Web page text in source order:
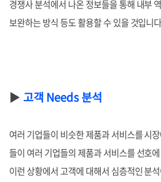
경쟁사 분석에서 나온 정보들을 통해 내부
보완하는 방식 등도 활용할 수 있을 것입니
▶ 고객 Needs 분석
여러 기업들이 비슷한 제품과 서비스를 시
들이 여러 기업들의 제품과 서비스를 선호
이런 상황에서 고객에 대해서 심층적인 분